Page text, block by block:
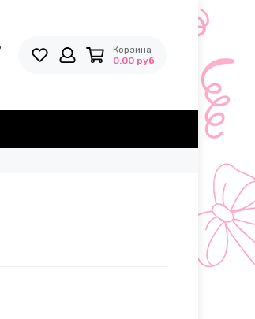
Корзина
0.00 руб